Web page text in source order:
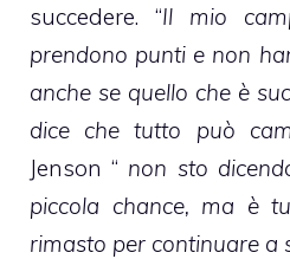
succedere. “Il mio
prendono punti e non
anche se quello che è
dice che tutto può
Jenson “ non sto
piccola chance, ma è
rimasto per continuare a